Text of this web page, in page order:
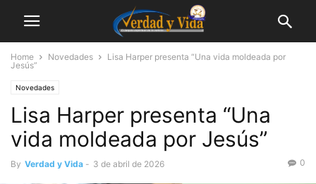
Home Novedades
Lisa Harper presenta “Una vida moldeada por
Jesús”
Novedades
Lisa Harper presenta “Una
vida moldeada por Jesús”
By Verdad y Vida - 3 de abril de 2026 0